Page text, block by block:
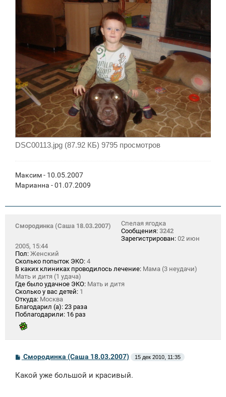
DSC00113.jpg (87.92 КБ) 9795 просмотров
Максим - 10.05.2007
Марианна - 01.07.2009
Смородинка (Саша 18.03.2007)
Спелая ягодка
Сообщения: 3242
Зарегистрирован: 02 июн
2005, 15:44
Пол: Женский
Сколько попыток ЭКО: 4
В каких клиниках проводилось лечение: Мама (3 неудачи)
Мать и дитя (1 удача)
Где было удачное ЭКО: Мать и дитя
Сколько у вас детей: 1
Откуда: Москва
Благодарил (а): 23 раза
Поблагодарили: 16 раз
С
о
б
Смородинка (Саша 18.03.2007) 15 дек 2010, 11:35
Какой уже большой и красивый.